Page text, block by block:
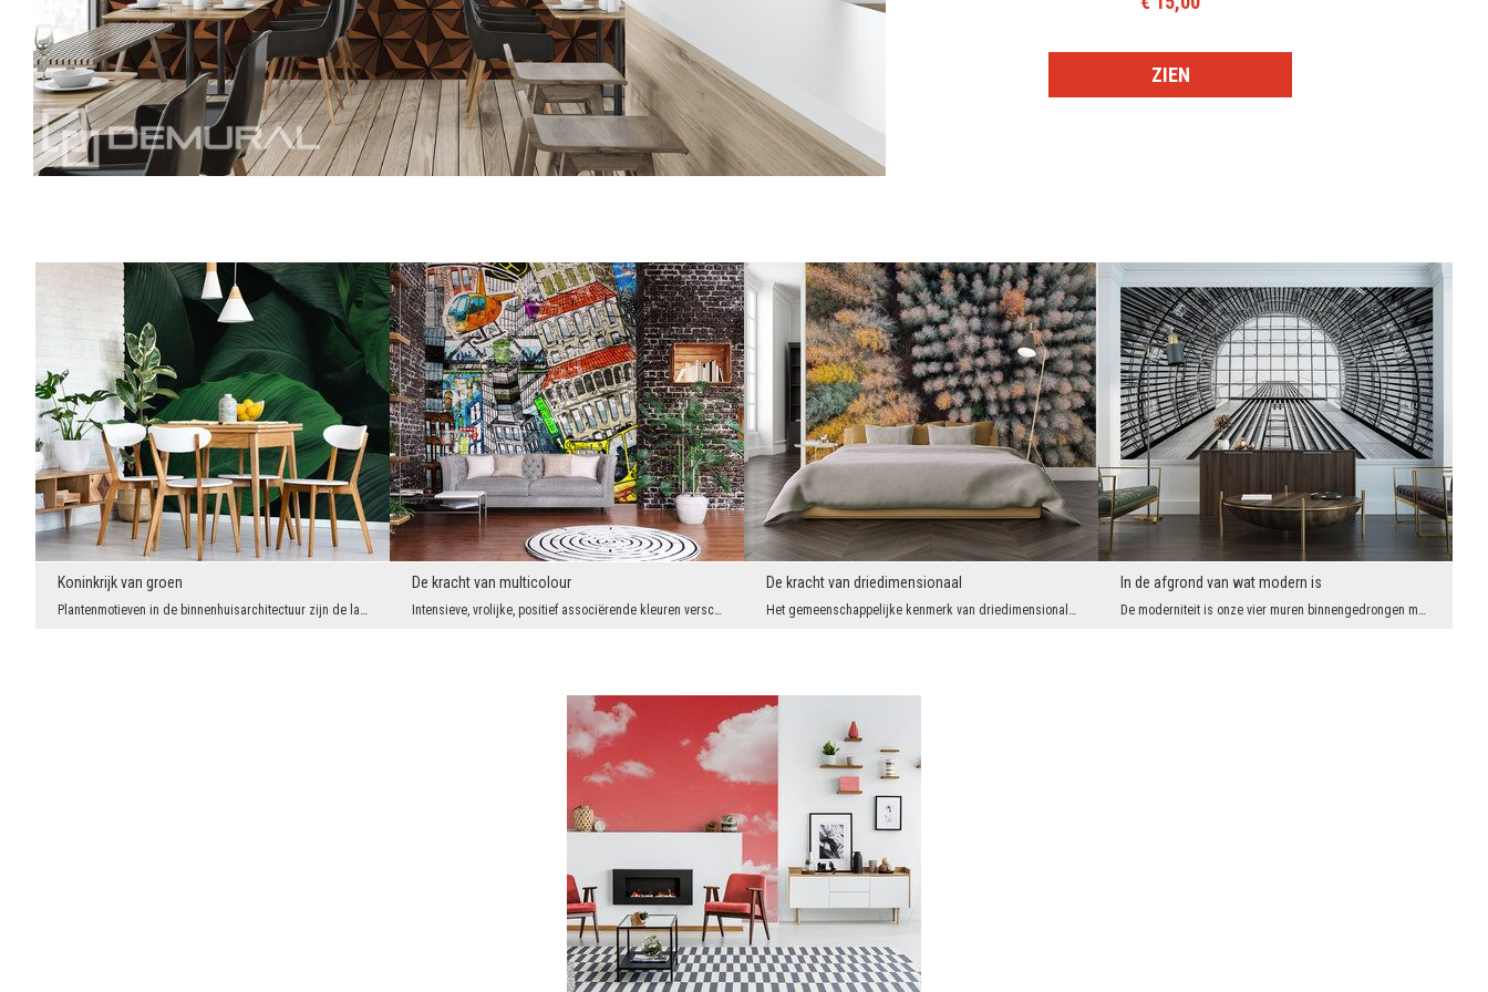
ZIEN
Koninkrijk van groen
Plantenmotieven in de binnenhuisarchitectuur zijn de laatste tijd ook een groot succes. En wat ge...
De kracht van multicolour
Intensieve, vrolijke, positief associërende kleuren verschijnen steeds vaker als hoofdbestanddeel...
De kracht van driedimensionaal
Het gemeenschappelijke kenmerk van driedimensionale wanddecoraties is dat ze de ruimte visueel ve...
In de afgrond van wat modern is
De moderniteit is onze vier muren binnengedrongen met een enorme energie. En heel goed, want dank...